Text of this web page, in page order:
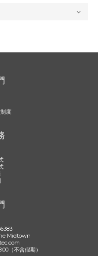
度
Midtown
（不含假期）